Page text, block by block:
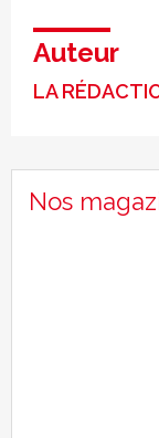
Auteur
LA
Nos